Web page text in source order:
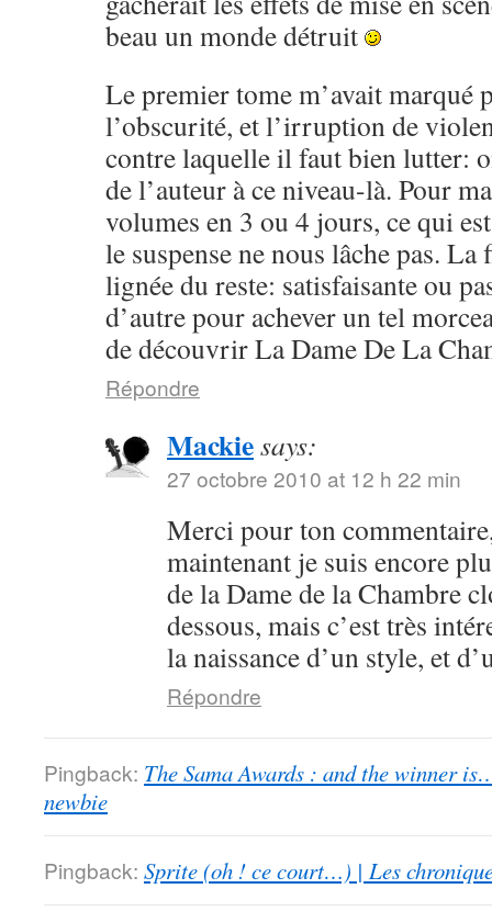
beau un monde détruit
Le premier tome m’avait marqué
l’obscurité, et l’irruption de
contre laquelle il faut bien lutter:
de l’auteur à ce niveau-là. Pour
volumes en 3 ou 4 jours, ce qui
le suspense ne nous lâche pas. La
lignée du reste: satisfaisante ou
d’autre pour achever un tel
de découvrir La Dame De La
Répondre
Mackiesays:
27 octobre 2010 at 12 h 22 min
Merci pour ton
maintenant je suis encore
de la Dame de la Chambre
dessous, mais c’est très
la naissance d’un style, et
Répondre
Pingback: The Sama Awards : and the winner
newbie
Pingback: Sprite (oh ! ce court…) | Les